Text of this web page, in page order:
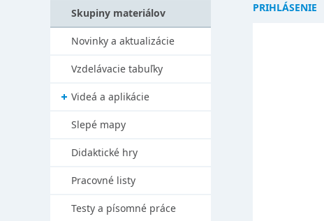
PRIHLÁSENIE
Skupiny materiálov
Novinky a aktualizácie
Vzdelávacie tabuľky
Videá a aplikácie
Slepé mapy
Didaktické hry
Pracovné listy
Testy a písomné práce